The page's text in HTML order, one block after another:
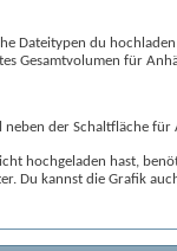
Dateitypen du
Gesamtvolumen für
der Schaltfläche für
hochgeladen hast,
Du kannst die Grafik